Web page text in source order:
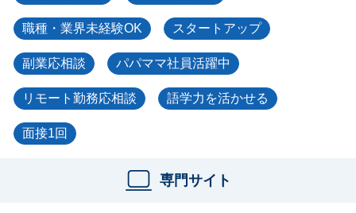
職種・業界未経験OK スタートアップ
副業応相談 パパママ社員活躍中
リモート勤務応相談 語学力を活かせる
面接1回
専門サイト